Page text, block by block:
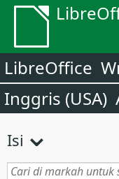
LibreOffice
Inggris (USA)
Isi